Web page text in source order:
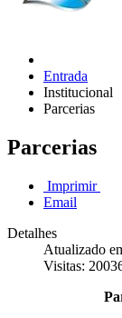
Entrada
Institucional
Parcerias
Parcerias
Imprimir
Email
Detalhes
Atualizado
Visitas: